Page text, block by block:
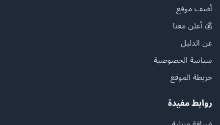
أضف موقع
💰 أعلن معنا
عن الدليل
سياسة الخصوصية
خريطة الموقع
روابط مفيدة